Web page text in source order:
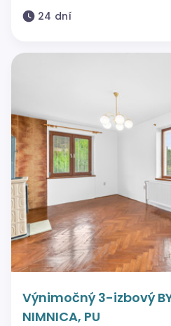
24 dní
Výnimočný 3-izbový
NIMNICA, PU